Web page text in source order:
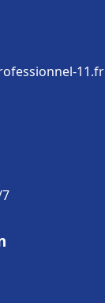
11.fr